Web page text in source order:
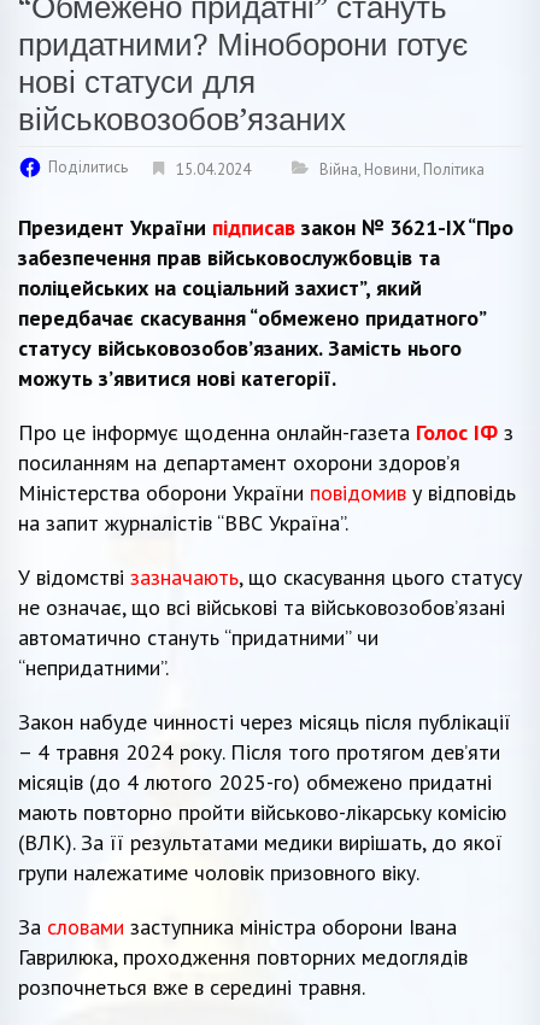
придатними? Міноборони готує
нові статуси для
військовозобов’язаних
Поділитись 15.04.2024 Війна, Новини, Політика
Президент України підписав закон № 3621-IX “Про
забезпечення прав військовослужбовців та
поліцейських на соціальний захист”, який
передбачає скасування “обмежено придатного”
статусу військовозобов’язаних. Замість нього
можуть з’явитися нові категорії.
Про це інформує щоденна онлайн-газета Голос ІФ з
посиланням на департамент охорони здоровʼя
Міністерства оборони України повідомив у відповідь
на запит журналістів “ВВС Україна”.
У відомстві зазначають, що скасування цього статусу
не означає, що всі військові та військовозобов’язані
автоматично стануть “придатними” чи
“непридатними”.
Закон набуде чинності через місяць після публікації
– 4 травня 2024 року. Після того протягом дев’яти
місяців (до 4 лютого 2025-го) обмежено придатні
мають повторно пройти військово-лікарську комісію
(ВЛК). За її результатами медики вирішать, до якої
групи належатиме чоловік призовного віку.
За словами заступника міністра оборони Івана
Гаврилюка, проходження повторних медоглядів
розпочнеться вже в середині травня.